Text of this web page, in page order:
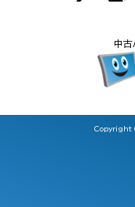
中古
Copyright